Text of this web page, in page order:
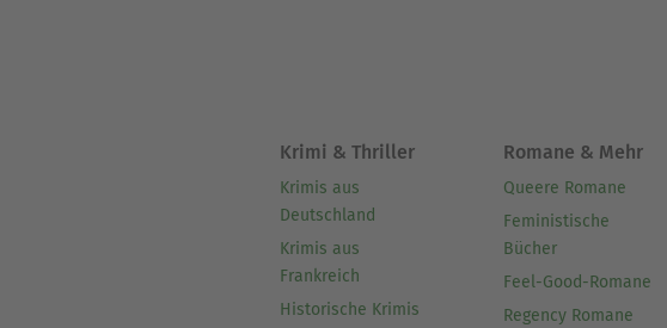
Krimi & Thriller
Krimis aus
Deutschland
Krimis aus
Frankreich
Historische Krimis
Romane & Mehr
Queere Romane
Feministische
Bücher
Feel-Good-Romane
Regency Romane